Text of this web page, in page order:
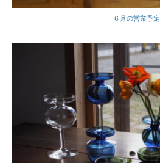
６月の営業予定